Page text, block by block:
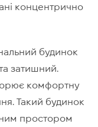
концентрично
будинок
затишний.
комфортну
Такий будинок
простором